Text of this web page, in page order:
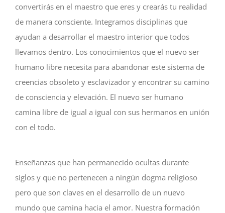
convertirás en el maestro que eres y crearás tu realidad
de manera consciente. Integramos disciplinas que
ayudan a desarrollar el maestro interior que todos
llevamos dentro. Los conocimientos que el nuevo ser
humano libre necesita para abandonar este sistema de
creencias obsoleto y esclavizador y encontrar su camino
de consciencia y elevación. El nuevo ser humano
camina libre de igual a igual con sus hermanos en unión
con el todo.
Enseñanzas que han permanecido ocultas durante
siglos y que no pertenecen a ningún dogma religioso
pero que son claves en el desarrollo de un nuevo
mundo que camina hacia el amor. Nuestra formación